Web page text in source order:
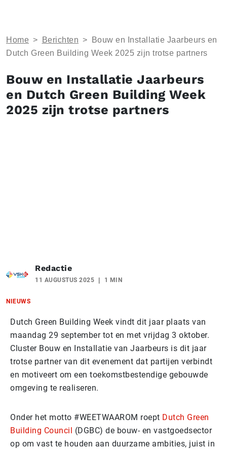
Home > Berichten >
Bouw en Installatie Jaarbeurs en
Dutch Green Building Week 2025 zijn trotse partners
Bouw en Installatie Jaarbeurs
en Dutch Green Building Week
2025 zijn trotse partners
Redactie
11 AUGUSTUS 2025 1 MIN
NIEUWS
Dutch Green Building Week vindt dit jaar plaats van
maandag 29 september tot en met vrijdag 3 oktober.
Cluster Bouw en Installatie van Jaarbeurs is dit jaar
trotse partner van dit evenement dat partijen verbindt
en motiveert om een toekomstbestendige gebouwde
omgeving te realiseren.
Onder het motto #WEETWAAROM roept Dutch Green
Building Council (DGBC) de bouw- en vastgoedsector
op om vast te houden aan duurzame ambities, juist in